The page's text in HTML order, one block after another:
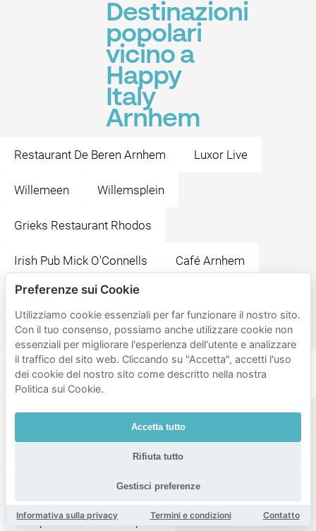
Destinazioni
popolari
vicino a
Happy
Italy
Arnhem
Restaurant De Beren Arnhem Luxor Live
Willemeen Willemsplein
Grieks Restaurant Rhodos
Irish Pub Mick O'Connells Café Arnhem
STAN Arnhem Cafe de schoof
Vlees & CO Arnhem
Ramblas All You Can Eat Tapas & Grill Restaurant
Arnhem
La Cubanita Arnhem Sushi Koi Arnhem
Arnhem Centraal
Gele Rijders Plein
Jansplein Stationsplein
Preferenze sui Cookie
Utilizziamo cookie essenziali per far funzionare il nostro sito.
Con il tuo consenso, possiamo anche utilizzare cookie non
essenziali per migliorare l'esperienza dell'utente e analizzare
il traffico del sito web. Cliccando su "Accetta", accetti l'uso
dei cookie del nostro sito come descritto nella nostra
Politica sui Cookie.
Accetta tutto
Rifiuta tutto
Gestisci preferenze
Informativa sulla privacy Termini e condizioni Contatto